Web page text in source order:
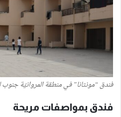
فندق “مونتانا” في منطقة المروانيّة جنوب
فندق بمواصفات مريحة